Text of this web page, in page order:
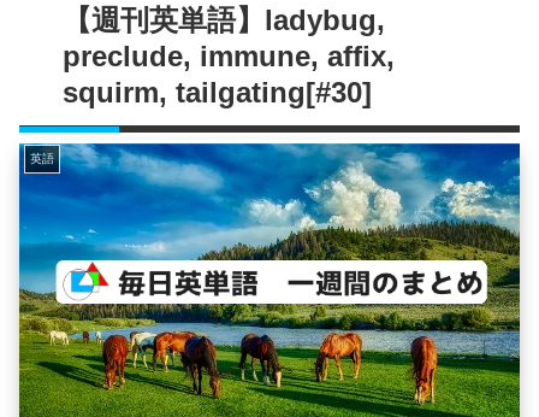
【週刊英単語】ladybug,
preclude, immune, affix,
squirm, tailgating[#30]
英語